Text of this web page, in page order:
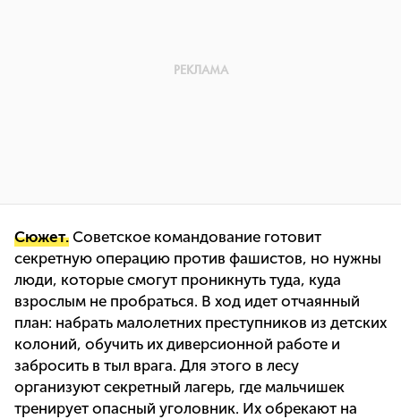
Сюжет. Советское командование готовит
секретную операцию против фашистов, но нужны
люди, которые смогут проникнуть туда, куда
взрослым не пробраться. В ход идет отчаянный
план: набрать малолетних преступников из детских
колоний, обучить их диверсионной работе и
забросить в тыл врага. Для этого в лесу
организуют секретный лагерь, где мальчишек
тренирует опасный уголовник. Их обрекают на